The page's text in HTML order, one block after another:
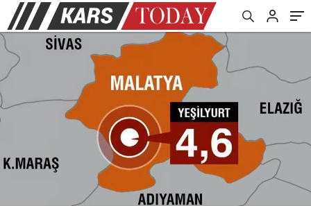
bir artçı değil
Gazze’de enkaz altında olurdu’